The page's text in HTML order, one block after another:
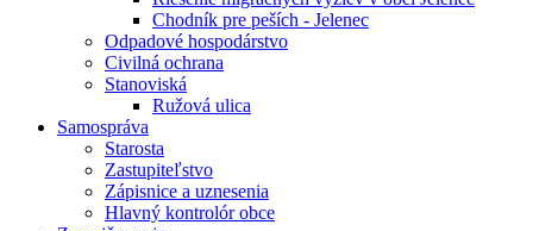
Chodník pre peších - Jelenec
Odpadové hospodárstvo
Civilná ochrana
Stanoviská
Ružová ulica
Samospráva
Starosta
Zastupiteľstvo
Zápisnice a uznesenia
Hlavný kontrolór obce